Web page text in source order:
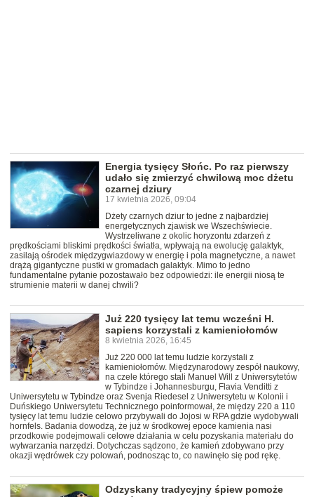
Energia tysięcy Słońc. Po raz pierwszy
udało się zmierzyć chwilową moc dżetu
czarnej dziury
17 kwietnia 2026, 09:04
Dżety czarnych dziur to jedne z najbardziej
energetycznych zjawisk we Wszechświecie.
Wystrzeliwane z okolic horyzontu zdarzeń z
prędkościami bliskimi prędkości światła, wpływają na ewolucję galaktyk,
zasilają ośrodek międzygwiazdowy w energię i pola magnetyczne, a nawet
drążą gigantyczne pustki w gromadach galaktyk. Mimo to jedno
fundamentalne pytanie pozostawało bez odpowiedzi: ile energii niosą te
strumienie materii w danej chwili?
Już 220 tysięcy lat temu wcześni H.
sapiens korzystali z kamieniołomów
8 kwietnia 2026, 16:45
Już 220 000 lat temu ludzie korzystali z
kamieniołomów. Międzynarodowy zespół naukowy,
na czele którego stali Manuel Will z Uniwersytetów
w Tybindze i Johannesburgu, Flavia Venditti z
Uniwersytetu w Tybindze oraz Svenja Riedesel z Uniwersytetu w Kolonii i
Duńskiego Uniwersytetu Technicznego poinformował, że między 220 a 110
tysięcy lat temu ludzie celowo przybywali do Jojosi w RPA gdzie wydobywali
hornfels. Badania dowodzą, że już w środkowej epoce kamienia nasi
przodkowie podejmowali celowe działania w celu pozyskania materiału do
wytwarzania narzędzi. Dotychczas sądzono, że kamień zdobywano przy
okazji wędrówek czy polowań, podnosząc to, co nawinęło się pod rękę.
Odzyskany tradycyjny śpiew pomoże